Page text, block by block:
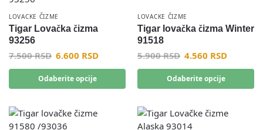
LOVACKE ČIZME
Tigar Lovačka čizma
93256
7.500RSD 6.600 RSD
Odaberite opcije
LOVACKE ČIZME
Tigar lovačka čizma Winter
91518
5.900RSD 4.560 RSD
Odaberite opcije